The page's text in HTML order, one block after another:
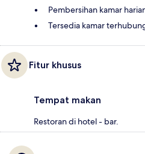
Pembersihan kamar
Tersedia kamar
Fitur khusus
Tempat makan
Restoran di hotel - bar.